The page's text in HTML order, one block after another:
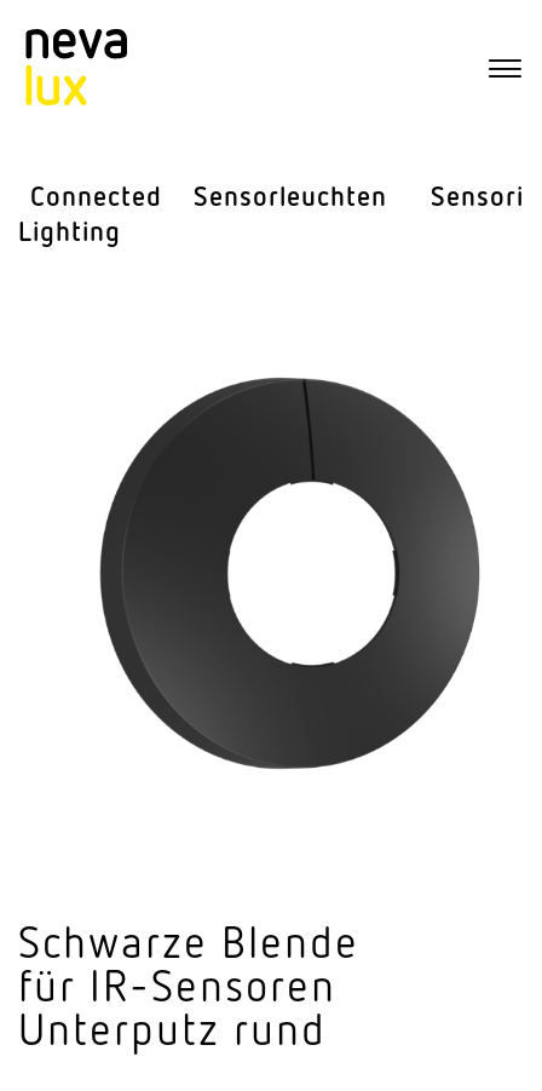
Connected
Lighting
Sensor­leuchten Sensorik
Schwarze Blende
für IR-Sensoren
Unterputz rund